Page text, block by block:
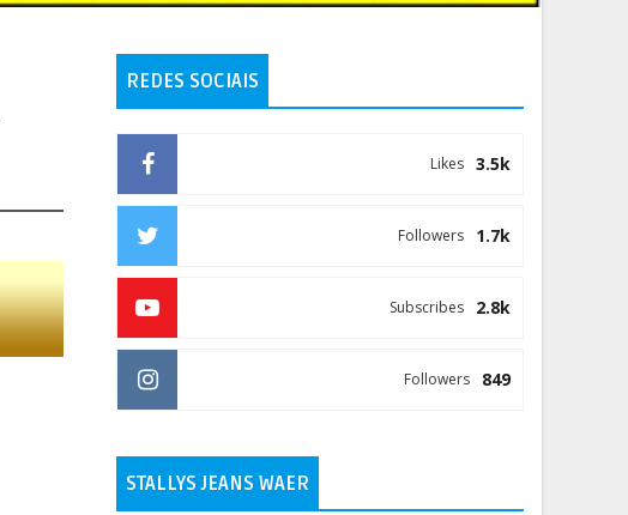
REDES SOCIAIS
3.5k
Likes
1.7k
Followers
2.8k
Subscribes
849
Followers
STALLYS JEANS WAER